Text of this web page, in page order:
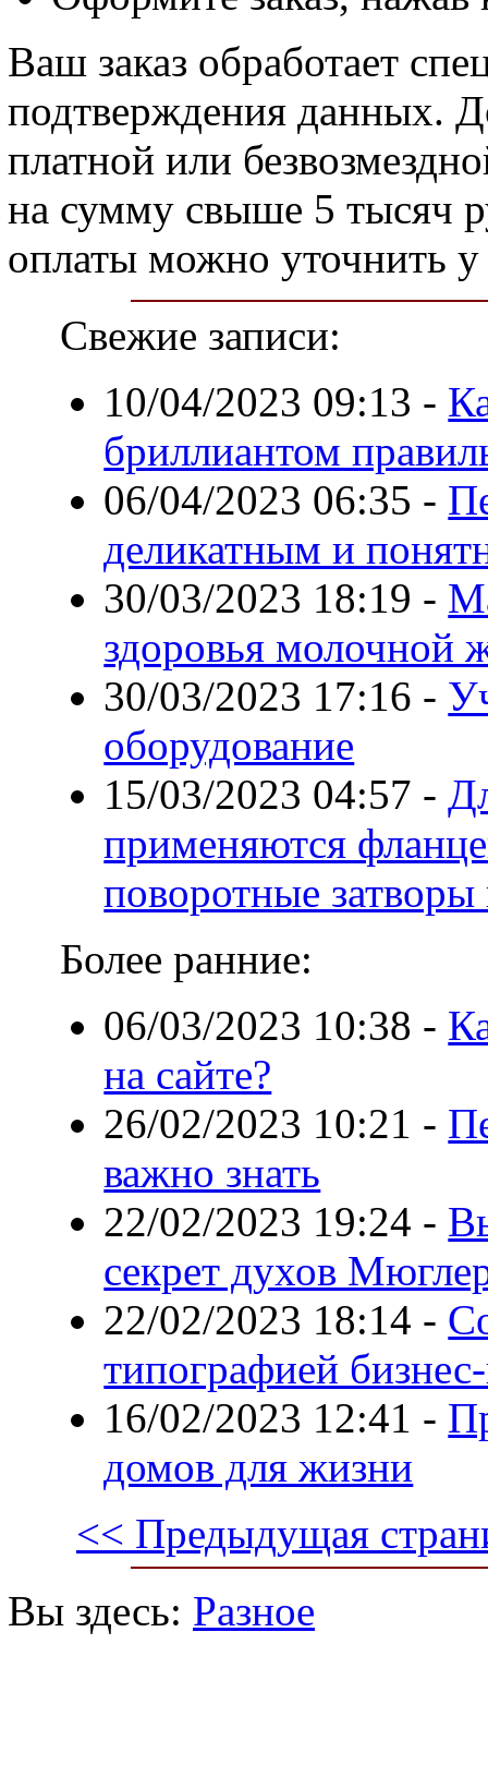
Ваш заказ обработает
подтверждения данных.
платной или
на сумму свыше 5 тысяч
оплаты можно уточнить
Свежие записи:
10/04/2023 09:13 -
бриллиантом
06/04/2023 06:35 -
деликатным и
30/03/2023 18:19 -
здоровья молочной
30/03/2023 17:16 -
оборудование
15/03/2023 04:57 -
применяются
поворотные
Более ранние:
06/03/2023 10:38 -
на сайте?
26/02/2023 10:21 -
важно знать
22/02/2023 19:24 -
секрет духов
22/02/2023 18:14 -
типографией
16/02/2023 12:41 -
домов для жизни
<< Предыдущая
Вы здесь: Разное